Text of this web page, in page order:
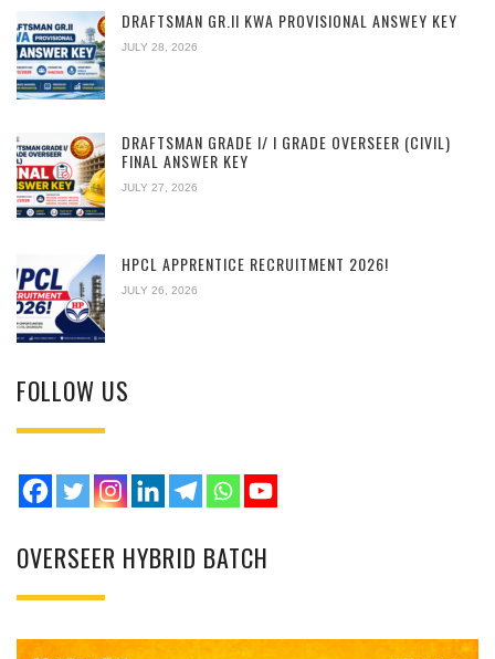
DRAFTSMAN GR.II KWA PROVISIONAL ANSWEY KEY
JULY 28, 2026
DRAFTSMAN GRADE I/ I GRADE OVERSEER (CIVIL)
FINAL ANSWER KEY
JULY 27, 2026
HPCL APPRENTICE RECRUITMENT 2026!
JULY 26, 2026
FOLLOW US
OVERSEER HYBRID BATCH